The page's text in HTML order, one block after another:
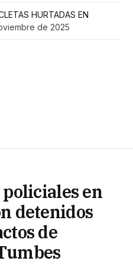
HURTADAS EN
de 2025
en
detenidos
de